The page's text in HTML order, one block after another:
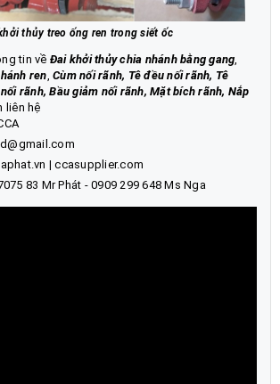
thủy treo ống ren trong siết ốc
tin về Đai khởi thủy chia nhánh bằng gang
ren Cùm nối rãnh, Tê đều nối rãnh, Tê
rãnh, Bầu giảm nối rãnh, Mặt bích rãnh, Nắp
liên hệ
|ccasupplier.com
83 Mr Phát - 0909 299 648 Ms Nga